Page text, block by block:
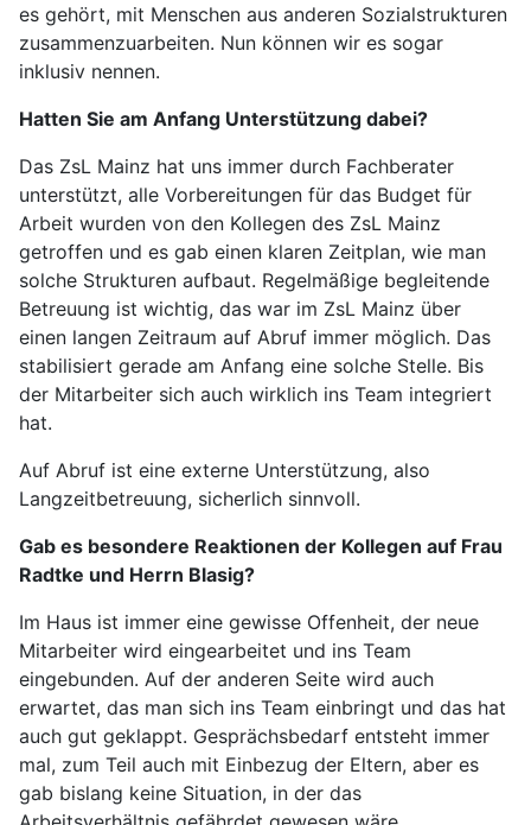
es gehört, mit Menschen aus anderen Sozialstrukturen
zusammenzuarbeiten. Nun können wir es sogar
inklusiv nennen.
Hatten Sie am Anfang Unterstützung dabei?
Das ZsL Mainz hat uns immer durch Fachberater
unterstützt, alle Vorbereitungen für das Budget für
Arbeit wurden von den Kollegen des ZsL Mainz
getroffen und es gab einen klaren Zeitplan, wie man
solche Strukturen aufbaut. Regelmäßige begleitende
Betreuung ist wichtig, das war im ZsL Mainz über
einen langen Zeitraum auf Abruf immer möglich. Das
stabilisiert gerade am Anfang eine solche Stelle. Bis
der Mitarbeiter sich auch wirklich ins Team integriert
hat.
Auf Abruf ist eine externe Unterstützung, also
Langzeitbetreuung, sicherlich sinnvoll.
Gab es besondere Reaktionen der Kollegen auf Frau
Radtke und Herrn Blasig?
Im Haus ist immer eine gewisse Offenheit, der neue
Mitarbeiter wird eingearbeitet und ins Team
eingebunden. Auf der anderen Seite wird auch
erwartet, das man sich ins Team einbringt und das hat
auch gut geklappt. Gesprächsbedarf entsteht immer
mal, zum Teil auch mit Einbezug der Eltern, aber es
gab bislang keine Situation, in der das